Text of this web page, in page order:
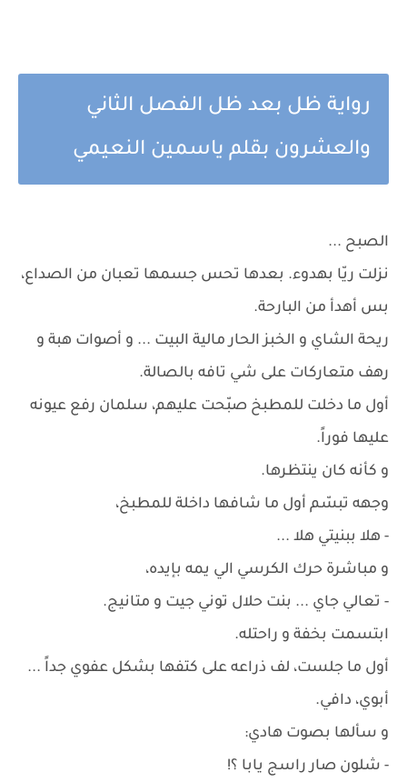
رواية ظل بعد ظل الفصل الثاني
والعشرون بقلم ياسمين النعيمي
الصبح ...
نزلت ريّا بهدوء. بعدها تحس جسمها تعبان من الصداع،
بس أهدأ من البارحة.
ريحة الشاي و الخبز الحار مالية البيت ... و أصوات هبة و
رهف متعاركات على شي تافه بالصالة.
أول ما دخلت للمطبخ صبّحت عليهم، سلمان رفع عيونه
عليها فوراً.
و كأنه كان ينتظرها.
وجهه تبسّم أول ما شافها داخلة للمطبخ،
- هلا ببنيتي هلا ...
و مباشرة حرك الكرسي الي يمه بإيده،
- تعالي جاي ... بنت حلال توني جيت و متانيج.
ابتسمت بخفة و راحتله.
أول ما جلست، لف ذراعه على كتفها بشكل عفوي جداً ...
أبوي، دافي.
و سألها بصوت هادي:
- شلون صار راسج يابا ؟!